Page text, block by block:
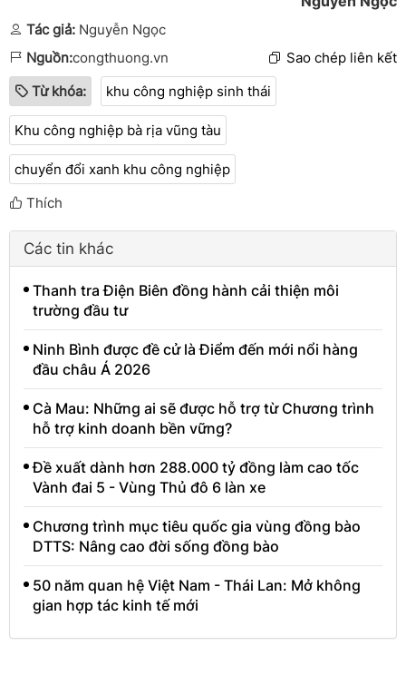
Tác giả: Nguyễn Ngọc
Nguồn:congthuong.vn
Sao chép liên kết
Từ khóa:
khu công nghiệp sinh thái
Khu công nghiệp bà rịa vũng tàu
chuyển đổi xanh khu công nghiệp
Thích
Các tin khác
Thanh tra Điện Biên đồng hành cải thiện môi
trường đầu tư
Ninh Bình được đề cử là Điểm đến mới nổi hàng
đầu châu Á 2026
Cà Mau: Những ai sẽ được hỗ trợ từ Chương trình
hỗ trợ kinh doanh bền vững?
Đề xuất dành hơn 288.000 tỷ đồng làm cao tốc
Vành đai 5 - Vùng Thủ đô 6 làn xe
Chương trình mục tiêu quốc gia vùng đồng bào
DTTS: Nâng cao đời sống đồng bào
50 năm quan hệ Việt Nam - Thái Lan: Mở không
gian hợp tác kinh tế mới